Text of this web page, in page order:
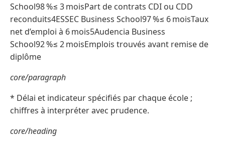
School98 %≤ 3 moisPart de contrats CDI ou CDD
reconduits4ESSEC Business School97 %≤ 6 moisTaux
net d’emploi à 6 mois5Audencia Business
School92 %≤ 2 moisEmplois trouvés avant remise de
diplôme
core/paragraph
* Délai et indicateur spécifiés par chaque école ;
chiffres à interpréter avec prudence.
core/heading